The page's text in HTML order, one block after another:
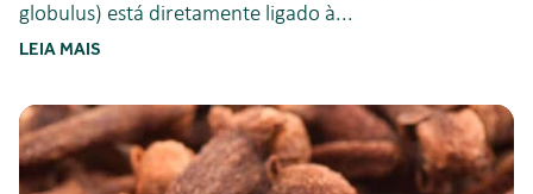
globulus) está diretamente ligado à...
LEIA MAIS